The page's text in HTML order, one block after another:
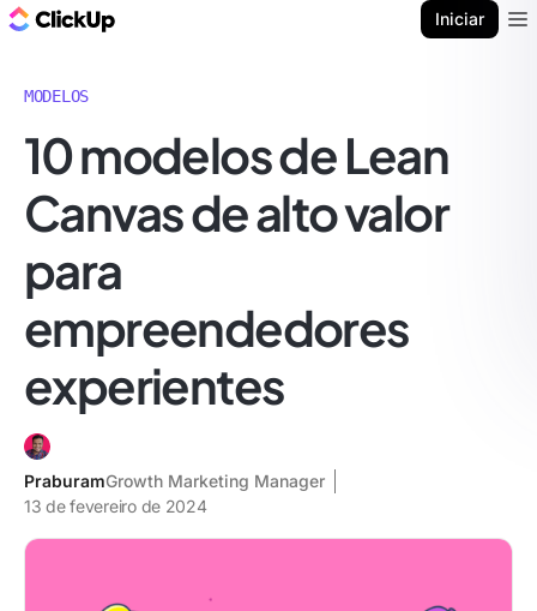
Iniciar
MODELOS
10 modelos de Lean
Canvas de alto valor
para
empreendedores
experientes
PraburamGrowth Marketing Manager
13 de fevereiro de 2024